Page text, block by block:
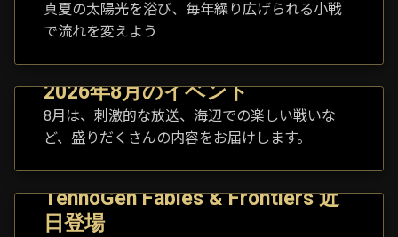
真夏の太陽光を浴び、毎年繰り広げられる小戦
で流れを変えよう
2026年8月のイベント
8月は、刺激的な放送、海辺での楽しい戦いな
ど、盛りだくさんの内容をお届けします。
TennoGen Fables & Frontiers 近
日登場